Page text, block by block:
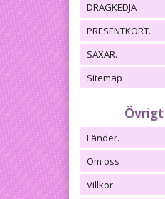
DRAGKEDJA
PRESENTKORT.
SAXAR.
Sitemap
Övrigt
Länder.
Om oss
Villkor